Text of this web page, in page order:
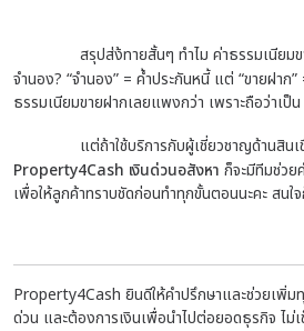
สรุปส่ง้ทายสั้นๆ ทำไม ค่าธรรมเนียม
จำนอง? “จำนอง” = ค้ำประกันหนี้ แต่ “ขายฝาก
ธรรมเนียมขายฝากเลยแพงกว่า เพราะถือว่าเป็
แต่ถ้าใช้บริการกับผู้เชี่ยวชาญด้านสิน
Property4Cash เงินด่วนอสังหา ก็จะมีทีมช่ว
เพื่อให้ลูกค้าทราบชัดก่อนทำทุกขั้นตอนนะคะ สนใ
Property4Cash ยินดีให้คำปรึกษาและช่วยเพิ่ม
ด่วน และต้องการเงินเพื่อนำไปต่อยอดธุรกิจ ไม่